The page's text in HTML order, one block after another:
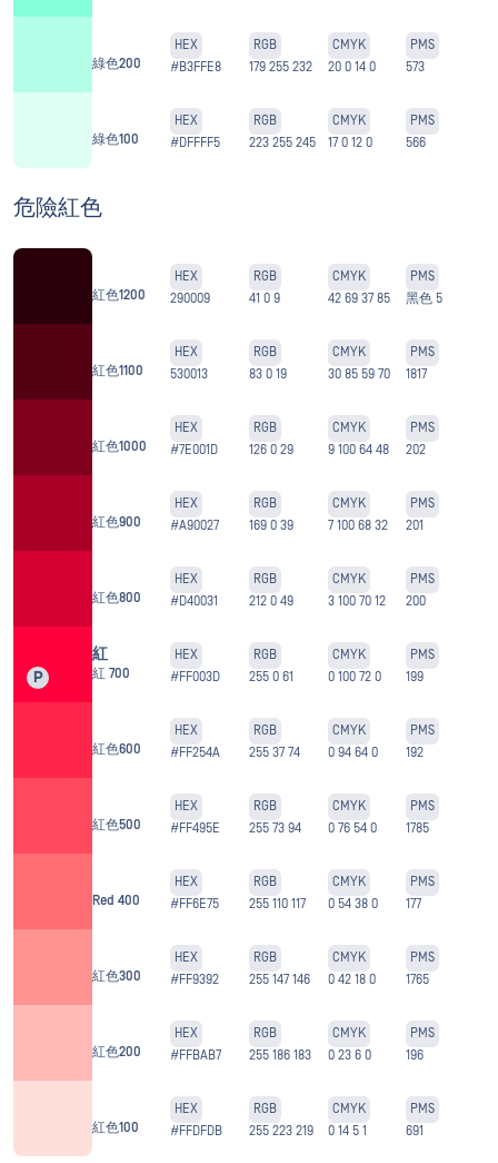
綠色200
HEX
#B3FFE8
RGB
179 255 232
CMYK
20 0 14 0
PMS
573
綠色100
HEX
#DFFFF5
RGB
223 255 245
CMYK
17 0 12 0
PMS
566
危險紅色
紅色1200
HEX
290009
RGB
41 0 9
CMYK
42 69 37 85
PMS
黑色 5
紅色1100
HEX
530013
RGB
83 0 19
CMYK
30 85 59 70
PMS
1817
紅色1000
HEX
#7E001D
RGB
126 0 29
CMYK
9 100 64 48
PMS
202
紅色900
HEX
#A90027
RGB
169 0 39
CMYK
7 100 68 32
PMS
201
紅色800
HEX
#D40031
RGB
212 0 49
CMYK
3 100 70 12
PMS
200
P
紅
紅 700
HEX
#FF003D
RGB
255 0 61
CMYK
0 100 72 0
PMS
199
紅色600
HEX
#FF254A
RGB
255 37 74
CMYK
0 94 64 0
PMS
192
紅色500
HEX
#FF495E
RGB
255 73 94
CMYK
0 76 54 0
PMS
1785
Red 400
HEX
#FF6E75
RGB
255 110 117
CMYK
0 54 38 0
PMS
177
紅色300
HEX
#FF9392
RGB
255 147 146
CMYK
0 42 18 0
PMS
1765
紅色200
HEX
#FFBAB7
RGB
255 186 183
CMYK
0 23 6 0
PMS
196
紅色100
HEX
#FFDFDB
RGB
255 223 219
CMYK
0 14 5 1
PMS
691